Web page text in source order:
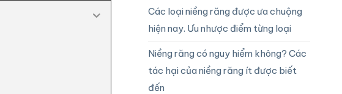
Các loại niềng răng được ưa chuộng
hiện nay. Ưu nhược điểm từng loại
Niềng răng có nguy hiểm không? Các
tác hại của niềng răng ít được biết
đến